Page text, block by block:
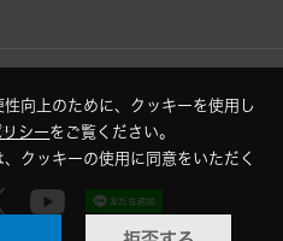
合わせ
向上のために、クッキーを使用し
シーをご覧ください。
クッキーの使用に同意をいただく